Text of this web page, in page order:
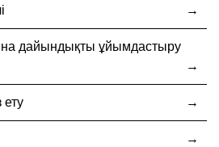
дайындықты ұйымдастыру